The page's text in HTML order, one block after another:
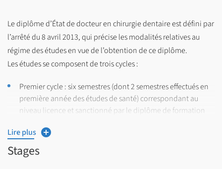
Le diplôme d’État de docteur en chirurgie dentaire est défini par
l’arrêté du 8 avril 2013, qui précise les modalités relatives au
régime des études en vue de l’obtention de ce diplôme.
Les études se composent de trois cycles :
Premier cycle : six semestres (dont 2 semestres effectués en
première année des études de santé) correspondant au
niveau licence et sanctionné par le diplôme de formation
Deuxième cycle : quatre semestres correspondant au niveau
master et sanctionné par le diplôme de formation
Lire plus
Stages